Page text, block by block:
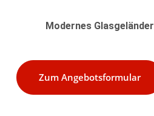
Modernes Glasgeländer
Zum Angebotsformular